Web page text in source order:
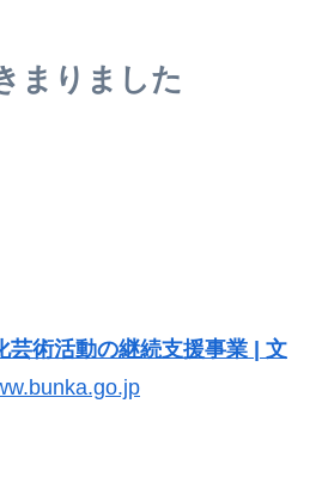
まりました
芸術活動の継続支援事業 | 文